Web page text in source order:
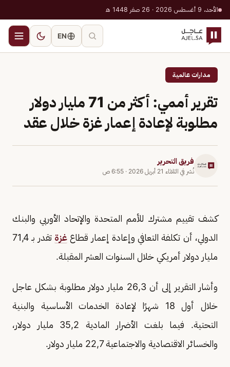
الأحد، 9 أغسطس 2026 · 26 صفر 1448 هـ
EN
مدارات عالمية
تقرير أممي: أكثر من 71 مليار دولار
مطلوبة لإعادة إعمار غزة خلال عقد
فريق التحرير
نُشر في الثلاثاء 21 أبريل 2026 · 6:55 ص
كشف تقييم مشترك للأمم المتحدة والإتحاد الأوربي والبنك
الدولي، أن تكلفة التعافي وإعادة إعمار قطاعغزة
تقدر بـ 71,4
مليار دولار أمريكي خلال السنوات العشر المقبلة.
وأشار التقرير إلى أن 26,3 مليار دولار مطلوبة بشكل عاجل
خلال أول 18 شهرًا لإعادة الخدمات الأساسية والبنية
التحتية. فيما بلغت الأضرار المادية 35,2 مليار دولار،
والخسائر الاقتصادية والاجتماعية 22,7 مليار دولار.